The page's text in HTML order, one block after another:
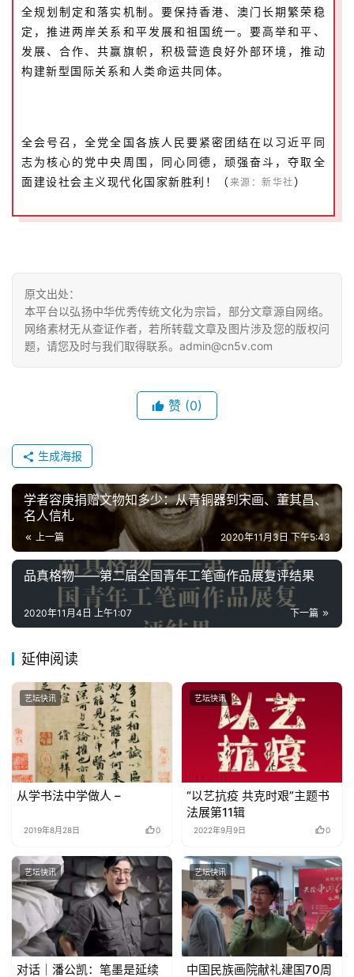
全规划制定和落实机制。要保持香港、澳门长期繁荣稳
定，推进两岸关系和平发展和祖国统一。要高举和平、
发展、合作、共赢旗帜，积极营造良好外部环境，推动
构建新型国际关系和人类命运共同体。
全会号召，全党全国各族人民要紧密团结在以习近平同
志为核心的党中央周围，同心同德，顽强奋斗，夺取全
面建设社会主义现代化国家新胜利！（来源：新华社）
原文出处：
本平台以弘扬中华优秀传统文化为宗旨，部分文章源自网络。
网络素材无从查证作者，若所转载文章及图片涉及您的版权问
题，请您及时与我们取得联系。admin@cn5v.com
赞 (0)
生成海报
学者容庚捐赠文物知多少：从青铜器到宋画、董其昌、
名人信札
上一篇 2020年11月3日 下午5:43
品真格物——第二届全国青年工笔画作品展复评结果
下一篇
2020年11月4日 上午1:07
延伸阅读
艺坛快讯
从学书法中学做人 –
2019年8月28日 0
艺坛快讯
“以艺抗疫 共克时艰”主题书
法展第11辑
2022年9月9日 0
艺坛快讯
对话｜潘公凯：笔墨是延续
艺坛快讯
中国民族画院献礼建国70周